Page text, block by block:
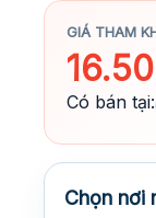
GIÁ THAM
Có bán tại:
Chọn nơi